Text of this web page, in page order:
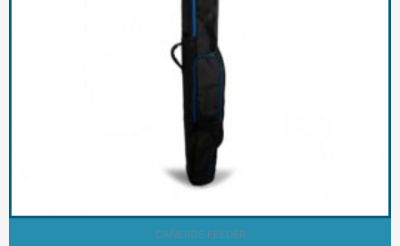
CAÑEROS FEEDER